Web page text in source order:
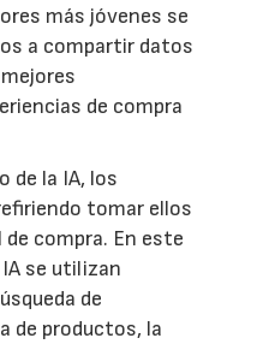
más jóvenes se
a compartir datos
de compra
de la IA, los
tomar ellos
compra. En este
se utilizan
de
de productos, la